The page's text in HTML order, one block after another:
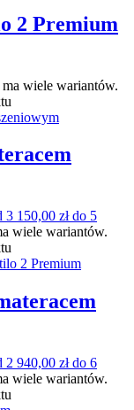
2 Premium
wiele wariantów.
3 150,00 zł do 5
wiele wariantów.
2 940,00 zł do 6
wiele wariantów.